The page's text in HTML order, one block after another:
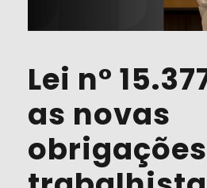
Lei n°
as novas
obrigações